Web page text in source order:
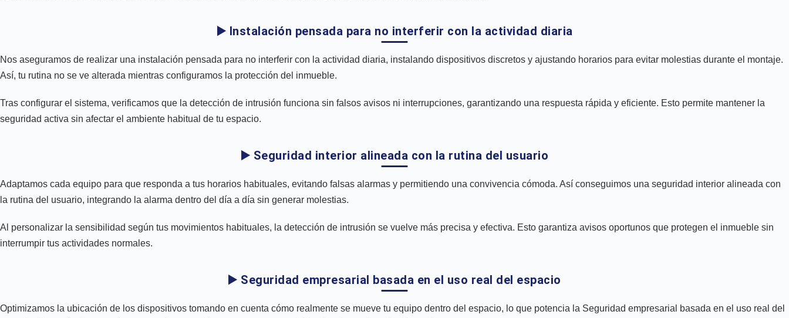
▶️ Instalación pensada para no interferir con la actividad diaria
Nos aseguramos de realizar una instalación pensada para no interferir con la actividad diaria, instalando dispositivos discretos y ajustando horarios para evitar molestias durante el montaje.
Así, tu rutina no se ve alterada mientras configuramos la protección del inmueble.
Tras configurar el sistema, verificamos que la detección de intrusión funciona sin falsos avisos ni interrupciones, garantizando una respuesta rápida y eficiente. Esto permite mantener la
seguridad activa sin afectar el ambiente habitual de tu espacio.
▶️ Seguridad interior alineada con la rutina del usuario
Adaptamos cada equipo para que responda a tus horarios habituales, evitando falsas alarmas y permitiendo una convivencia cómoda. Así conseguimos una seguridad interior alineada con
la rutina del usuario, integrando la alarma dentro del día a día sin generar molestias.
Al personalizar la sensibilidad según tus movimientos habituales, la detección de intrusión se vuelve más precisa y efectiva. Esto garantiza avisos oportunos que protegen el inmueble sin
interrumpir tus actividades normales.
▶️ Seguridad empresarial basada en el uso real del espacio
Optimizamos la ubicación de los dispositivos tomando en cuenta cómo realmente se mueve tu equipo dentro del espacio, lo que potencia la Seguridad empresarial basada en el uso real del